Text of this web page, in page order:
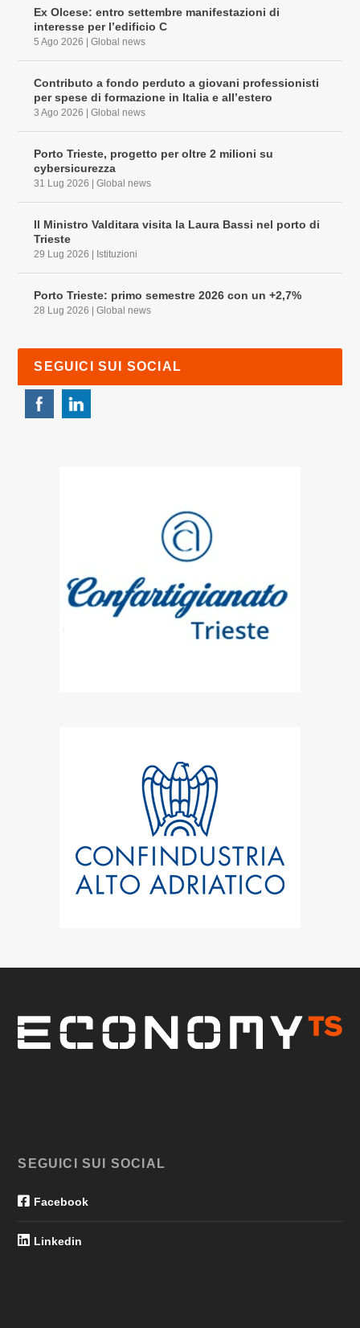
Ex Olcese: entro settembre manifestazioni di
interesse per l’edificio C
5 Ago 2026 |Global news
Contributo a fondo perduto a giovani professionisti
per spese di formazione in Italia e all’estero
3 Ago 2026 |Global news
Porto Trieste, progetto per oltre 2 milioni su
cybersicurezza
31 Lug 2026 |Global news
Il Ministro Valditara visita la Laura Bassi nel porto di
Trieste
29 Lug 2026 | Istituzioni
Porto Trieste: primo semestre 2026 con un +2,7%
28 Lug 2026 |Global news
SEGUICI SUI SOCIAL
SEGUICI SUI SOCIAL
Facebook
Linkedin